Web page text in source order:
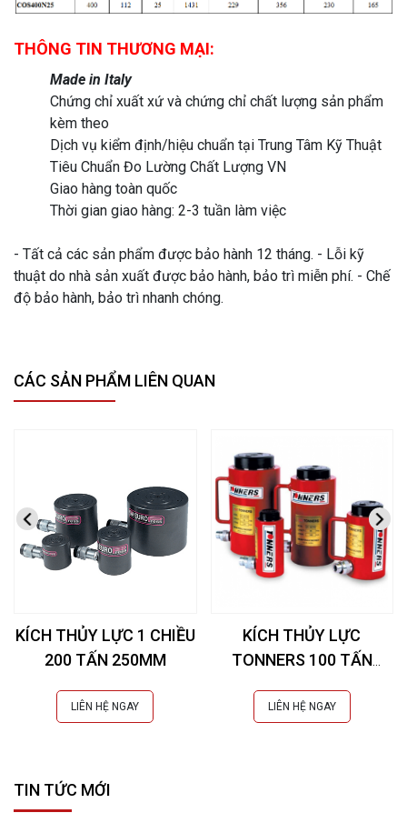
THÔNG TIN THƯƠNG MẠI:
Made in Italy
Chứng chỉ xuất xứ và chứng chỉ chất lượng sản phẩm
kèm theo
Dịch vụ kiểm định/hiệu chuẩn tại Trung Tâm Kỹ Thuật
Tiêu Chuẩn Đo Lường Chất Lượng VN
Giao hàng toàn quốc
Thời gian giao hàng: 2-3 tuần làm việc
- Tất cả các sản phẩm được bảo hành 12 tháng. - Lỗi kỹ
thuật do nhà sản xuất được bảo hành, bảo trì miễn phí. - Chế
độ bảo hành, bảo trì nhanh chóng.
CÁC SẢN PHẨM LIÊN QUAN
KÍCH THỦY LỰC 1 CHIỀU
200 TẤN 250MM
LIÊN HỆ NGAY
KÍCH THỦY LỰC
TONNERS 100 TẤN
LIÊN HỆ NGAY
TIN TỨC MỚI